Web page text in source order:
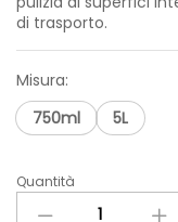
di trasporto.
Misura:
750ml
5L
Amber
Ecolabel
Quantità